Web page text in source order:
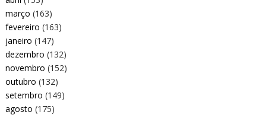
março (163)
fevereiro (163)
janeiro (147)
dezembro (132)
novembro (152)
outubro (132)
setembro (149)
agosto (175)